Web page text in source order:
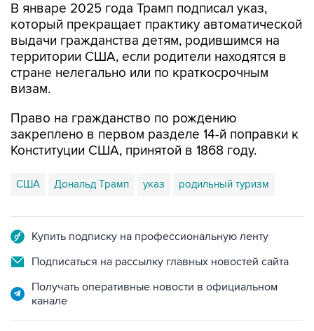
В январе 2025 года Трамп подписал указ,
который прекращает практику автоматической
выдачи гражданства детям, родившимся на
территории США, если родители находятся в
стране нелегально или по краткосрочным
визам.
Право на гражданство по рождению
закреплено в первом разделе 14-й поправки к
Конституции США, принятой в 1868 году.
США Дональд Трамп указ родильный туризм
Купить подписку на профессиональную ленту
Подписаться на рассылку главных новостей сайта
Получать оперативные новости в официальном
канале